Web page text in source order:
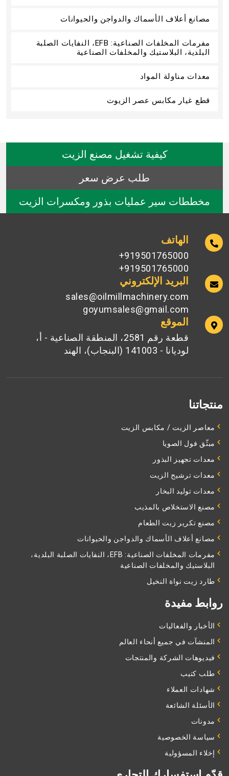
مصانع أعلاف الأسماك والدواجن والحيوانات
مفرمات المخلفات الصناعية: EFB، النفايات الصلبة
البلدية، البلاستيك والمخلفات الصناعية
معدات مناولة المواد
قطع غيار مكابس عصر الزيوت
كيفية تشغيل مصنع الزيت
طلب عرض سعر
مخططات سير عمليات بذور ومكسرات الزيت
الهاتف
919501765000+
919501765000+
البريد الإلكتروني
sales@oilmillmachinery.com
goyumsales@gmail.com
الموقع
قطعة رقم 2581، المنطقة الصناعية - أ،
لوديانا - 141003 (البنجاب)، الهند
منتجاتنا
معاصر الزيت / مكابس الزيت
مبثّق فول الصويا
معدات تجهيز البذور
معدات ترشيح الزيت
معدات توليد البخار
مصنع الاستخلاص بالمذيب
مصنع تكرير زيت الطعام
مصانع أعلاف الأسماك والدواجن والحيوانات
مفرمات المخلفات الصناعية: EFB، النفايات الصلبة البلدية،
البلاستيك والمخلفات الصناعية
طارد زيت نواة النخيل
روابط مفيدة
الأخبار والفعاليات
المنشآت في جميع أنحاء العالم
فيديوهات الشركة والمنتجات
طلب كتيب
شهادات العملاء
الأسئلة الشائعة
مدونات
سياسة الخصوصية
إخلاء المسؤولية